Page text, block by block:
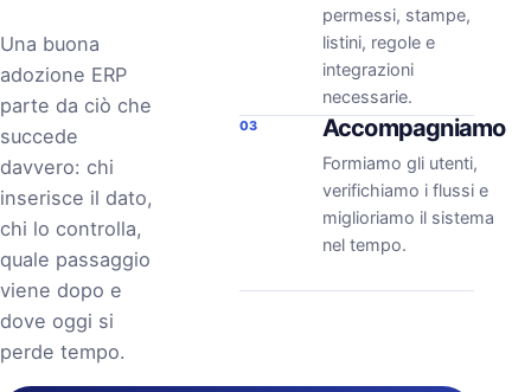
Una buona
adozione ERP
parte da ciò che
succede
davvero: chi
inserisce il dato,
chi lo controlla,
quale passaggio
viene dopo e
dove oggi si
perde tempo.
permessi, stampe,
listini, regole e
integrazioni
necessarie.
03 Accompagniamo
Formiamo gli utenti,
verifichiamo i flussi e
miglioriamo il sistema
nel tempo.